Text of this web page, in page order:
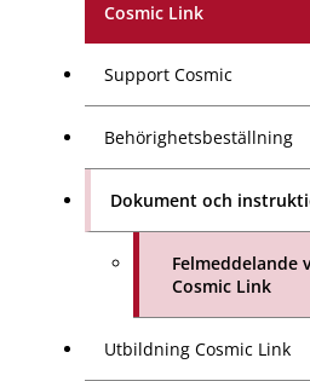
Cosmic Link
Support Cosmic
Behörighetsbeställning
Dokument och
Felmeddelande
Cosmic Link
Utbildning Cosmic Link